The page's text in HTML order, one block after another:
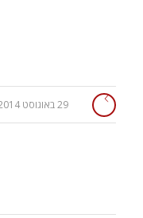
29 באוגוסט 2014